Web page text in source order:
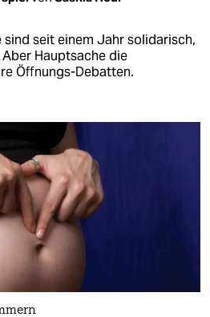
seit einem Jahr solidarisch,
Hauptsache die
Öffnungs-Debatten.